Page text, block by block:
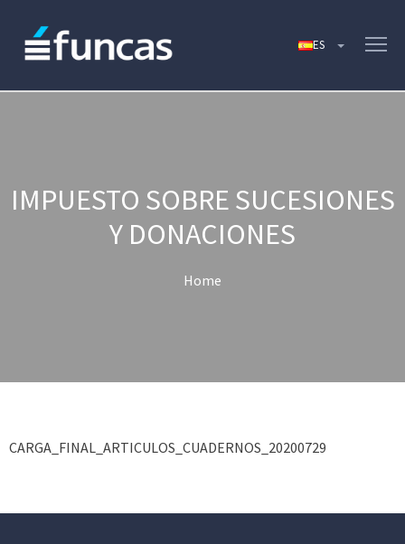
IMPUESTO SOBRE SUCESIONES
Y DONACIONES
Home
CARGA_FINAL_ARTICULOS_CUADERNOS_20200729